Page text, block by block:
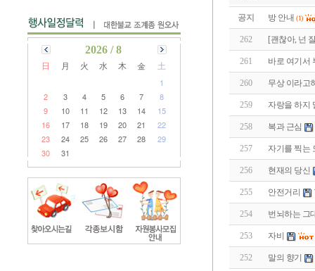
2026 / 8
日 月 火 水 木 金 土
1
2
3 4 5 6 7
8
9
10 11 12 13 14
15
16
17 18 19 20 21
22
23
24 25 26 27 28
29
30
31
공지 방 안내 (1)
262 [괜찮아, 넌
261 바로 여기서
260 무상 이라고
259 자랑을 하지
258 복과 근심
257 자기를 찍는
256 현재의 당신
255 안전거리
254 번뇌하는 그
253 자비
252 말의 향기